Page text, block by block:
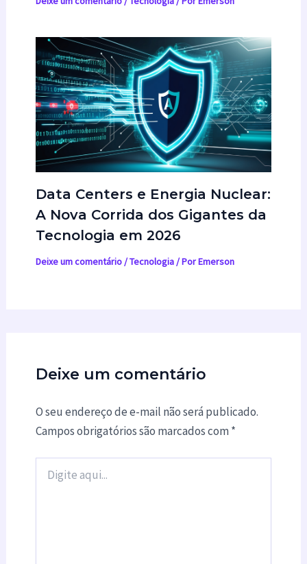
Data Centers e Energia Nuclear:
A Nova Corrida dos Gigantes da
Tecnologia em 2026
Deixe um comentário/Tecnologia/ PorEmerson
Deixe um comentário
O seu endereço de e-mail não será publicado.
Campos obrigatórios são marcados com*
aqui...